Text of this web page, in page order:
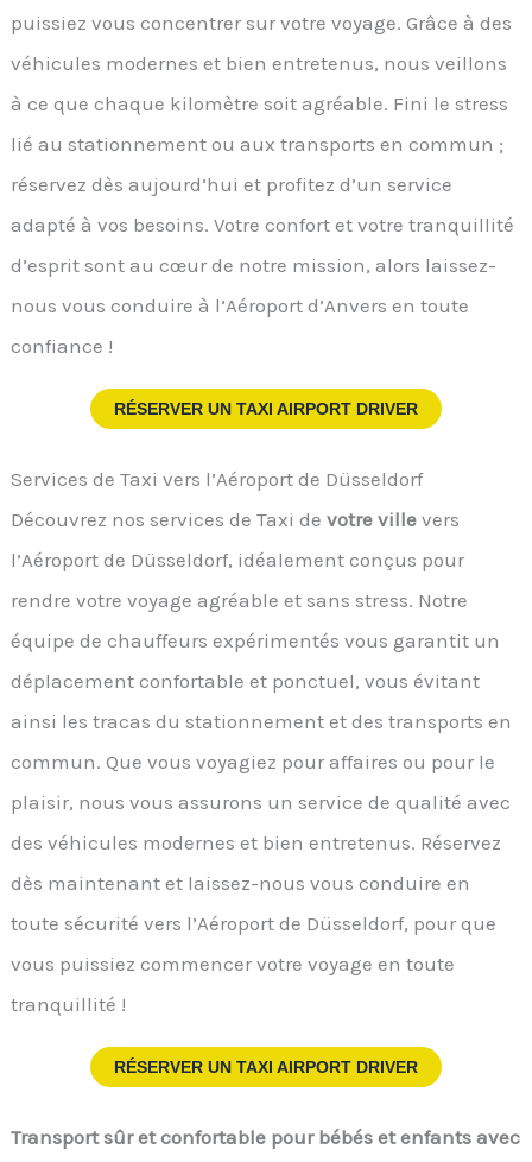
puissiez vous concentrer sur votre voyage. Grâce à des
véhicules modernes et bien entretenus, nous veillons
à ce que chaque kilomètre soit agréable. Fini le stress
lié au stationnement ou aux transports en commun ;
réservez dès aujourd’hui et profitez d’un service
adapté à vos besoins. Votre confort et votre tranquillité
d’esprit sont au cœur de notre mission, alors laissez-
nous vous conduire à l’Aéroport d’Anvers en toute
confiance !
RÉSERVER UN TAXI AIRPORT DRIVER
Services de Taxi vers l’Aéroport de Düsseldorf
Découvrez nos services de Taxi de votre ville vers
l’Aéroport de Düsseldorf, idéalement conçus pour
rendre votre voyage agréable et sans stress. Notre
équipe de chauffeurs expérimentés vous garantit un
déplacement confortable et ponctuel, vous évitant
ainsi les tracas du stationnement et des transports en
commun. Que vous voyagiez pour affaires ou pour le
plaisir, nous vous assurons un service de qualité avec
des véhicules modernes et bien entretenus. Réservez
dès maintenant et laissez-nous vous conduire en
toute sécurité vers l’Aéroport de Düsseldorf, pour que
vous puissiez commencer votre voyage en toute
tranquillité !
RÉSERVER UN TAXI AIRPORT DRIVER
Transport sûr et confortable pour bébés et enfants avec